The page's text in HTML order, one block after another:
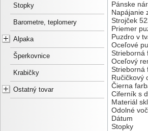
Stopky
Barometre, teplomery
Alpaka
Šperkovnice
Krabičky
Ostatný tovar
Pánske
Napájanie
Strojček
Priemer
Puzdro v
Oceľové
Strieborná
Oceľový
Strieborná
Ručičkový
Čierna
Ciferník s
Materiál
Odolné
Dátum
Stopky